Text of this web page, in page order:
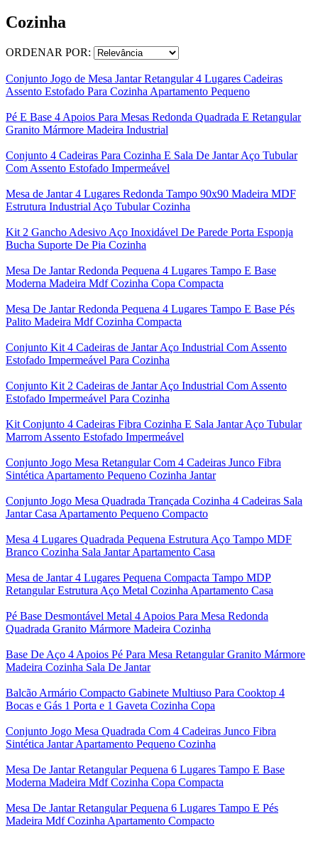
Cozinha
ORDENAR POR:
Conjunto Jogo de Mesa Jantar Retangular 4 Lugares Cadeiras
Assento Estofado Para Cozinha Apartamento Pequeno
Pé E Base 4 Apoios Para Mesas Redonda Quadrada E Retangular
Granito Mármore Madeira Industrial
Conjunto 4 Cadeiras Para Cozinha E Sala De Jantar Aço Tubular
Com Assento Estofado Impermeável
Mesa de Jantar 4 Lugares Redonda Tampo 90x90 Madeira MDF
Estrutura Industrial Aço Tubular Cozinha
Kit 2 Gancho Adesivo Aço Inoxidável De Parede Porta Esponja
Bucha Suporte De Pia Cozinha
Mesa De Jantar Redonda Pequena 4 Lugares Tampo E Base
Moderna Madeira Mdf Cozinha Copa Compacta
Mesa De Jantar Redonda Pequena 4 Lugares Tampo E Base Pés
Palito Madeira Mdf Cozinha Compacta
Conjunto Kit 4 Cadeiras de Jantar Aço Industrial Com Assento
Estofado Impermeável Para Cozinha
Conjunto Kit 2 Cadeiras de Jantar Aço Industrial Com Assento
Estofado Impermeável Para Cozinha
Kit Conjunto 4 Cadeiras Fibra Cozinha E Sala Jantar Aço Tubular
Marrom Assento Estofado Impermeável
Conjunto Jogo Mesa Retangular Com 4 Cadeiras Junco Fibra
Sintética Apartamento Pequeno Cozinha Jantar
Conjunto Jogo Mesa Quadrada Trançada Cozinha 4 Cadeiras Sala
Jantar Casa Apartamento Pequeno Compacto
Mesa 4 Lugares Quadrada Pequena Estrutura Aço Tampo MDF
Branco Cozinha Sala Jantar Apartamento Casa
Mesa de Jantar 4 Lugares Pequena Compacta Tampo MDP
Retangular Estrutura Aço Metal Cozinha Apartamento Casa
Pé Base Desmontável Metal 4 Apoios Para Mesa Redonda
Quadrada Granito Mármore Madeira Cozinha
Base De Aço 4 Apoios Pé Para Mesa Retangular Granito Mármore
Madeira Cozinha Sala De Jantar
Balcão Armário Compacto Gabinete Multiuso Para Cooktop 4
Bocas e Gás 1 Porta e 1 Gaveta Cozinha Copa
Conjunto Jogo Mesa Quadrada Com 4 Cadeiras Junco Fibra
Sintética Jantar Apartamento Pequeno Cozinha
Mesa De Jantar Retangular Pequena 6 Lugares Tampo E Base
Moderna Madeira Mdf Cozinha Copa Compacta
Mesa De Jantar Retangular Pequena 6 Lugares Tampo E Pés
Madeira Mdf Cozinha Apartamento Compacto